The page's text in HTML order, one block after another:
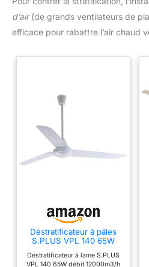
d’air(de grands ventilateurs de
efficace pour rabattre l’air chaud
Déstratificateur à pâles
S.PLUS VPL 140 65W
économie d'énergie
Déstratificateur à lame S.PLUS
VPL 140 65W débit 12000m3/h